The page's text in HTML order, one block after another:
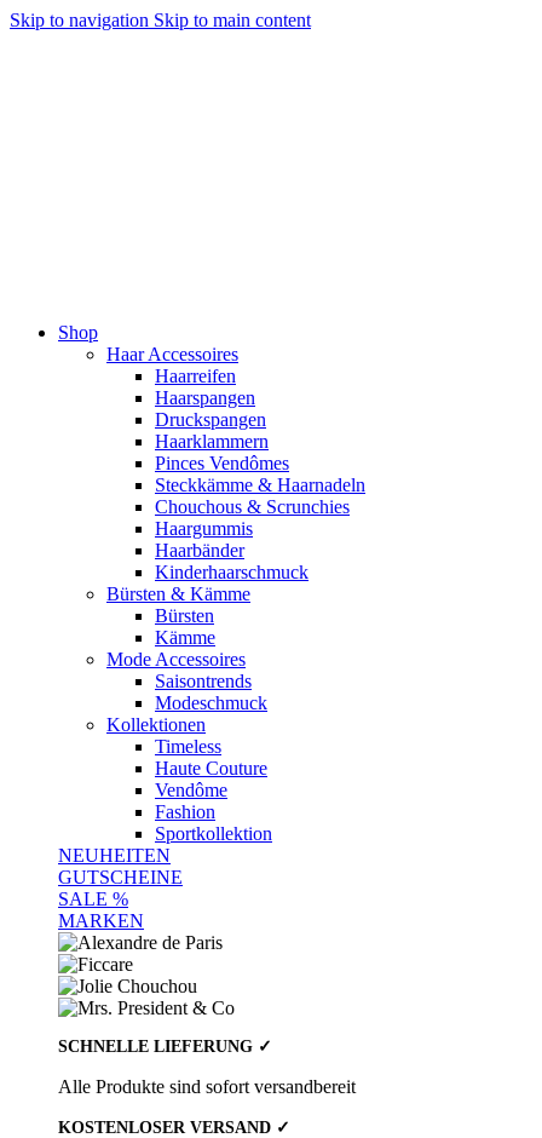
Skip to navigation Skip to main content
Shop
Haar Accessoires
Haarreifen
Haarspangen
Druckspangen
Haarklammern
Pinces Vendômes
Steckkämme & Haarnadeln
Chouchous & Scrunchies
Haargummis
Haarbänder
Kinderhaarschmuck
Bürsten & Kämme
Bürsten
Kämme
Mode Accessoires
Saisontrends
Modeschmuck
Kollektionen
Timeless
Haute Couture
Vendôme
Fashion
Sportkollektion
NEUHEITEN
GUTSCHEINE
SALE %
MARKEN
SCHNELLE LIEFERUNG ✓
Alle Produkte sind sofort versandbereit
KOSTENLOSER VERSAND ✓